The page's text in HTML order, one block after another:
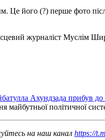
його (?) перше фото
журналіст Муслім
Ахундзада прибув до
майбутньої політичної
на наш канал https://